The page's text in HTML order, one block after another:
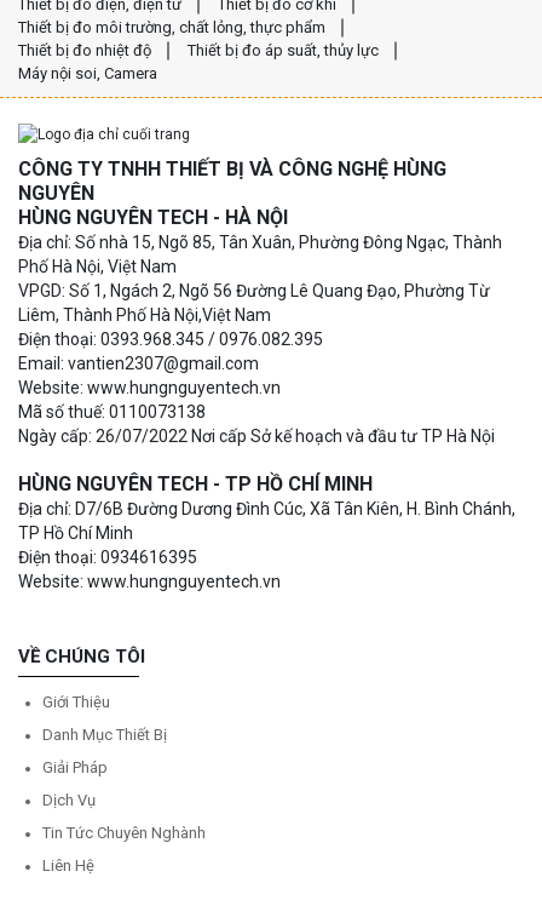
Thiết bị đo điện, điện tử
Thiết bị đo cơ khí
Thiết bị đo môi trường, chất lỏng, thực phẩm
Thiết bị đo nhiệt độ
Thiết bị đo áp suất, thủy lực
Máy nội soi, Camera
CÔNG TY TNHH THIẾT BỊ VÀ CÔNG NGHỆ HÙNG
NGUYÊN
HÙNG NGUYÊN TECH - HÀ NỘI
Địa chỉ: Số nhà 15, Ngõ 85, Tân Xuân, Phường Đông Ngạc, Thành
Phố Hà Nội, Việt Nam
VPGD: Số 1, Ngách 2, Ngõ 56 Đường Lê Quang Đạo, Phường Từ
Liêm, Thành Phố Hà Nội,Việt Nam
Điện thoại: 0393.968.345 / 0976.082.395
Email: vantien2307@gmail.com
Website: www.hungnguyentech.vn
Mã số thuế: 0110073138
Ngày cấp: 26/07/2022 Nơi cấp Sở kế hoạch và đầu tư TP Hà Nội
HÙNG NGUYÊN TECH - TP HỒ CHÍ MINH
Địa chỉ: D7/6B Đường Dương Đình Cúc, Xã Tân Kiên, H. Bình Chánh,
TP Hồ Chí Minh
Điện thoại: 0934616395
Website: www.hungnguyentech.vn
VỀ CHÚNG TÔI
Giới Thiệu
Danh Mục Thiết Bị
Giải Pháp
Dịch Vụ
Tin Tức Chuyên Nghành
Liên Hệ